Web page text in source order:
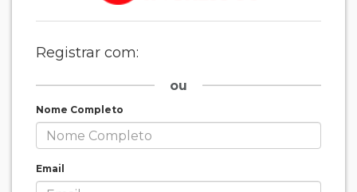
Registrar com:
ou
Nome Completo
Email